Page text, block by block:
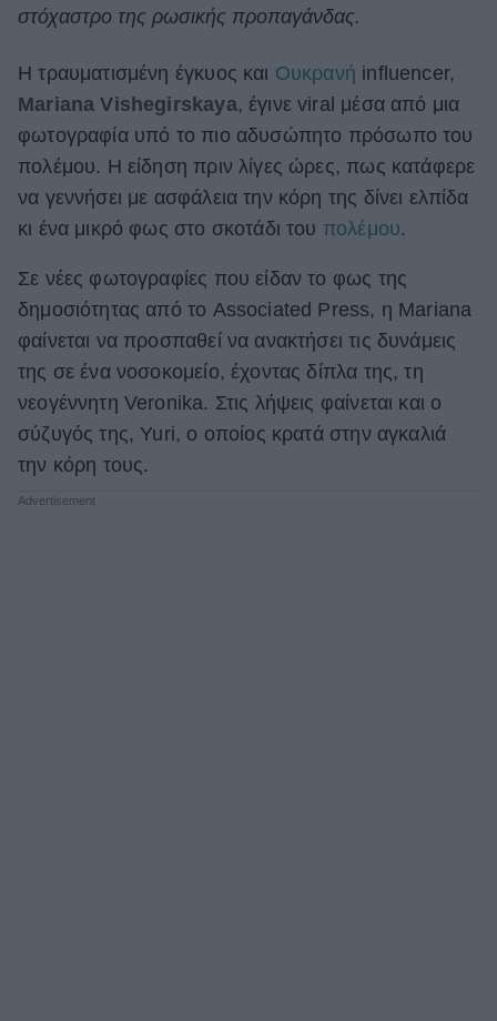
ΒΟΞ
Χωρίς Ταμπέλες
Women's Forum
Hautes Grecians
Γάμος
Market News
στόχαστρο της ρωσικής προπαγάνδας.
Η τραυματισμένη έγκυος και Ουκρανή influencer,
Mariana Vishegirskaya, έγινε viral μέσα από μια
φωτογραφία υπό το πιο αδυσώπητο πρόσωπο του
πολέμου. Η είδηση πριν λίγες ώρες, πως κατάφερε
να γεννήσει με ασφάλεια την κόρη της δίνει ελπίδα
κι ένα μικρό φως στο σκοτάδι του πολέμου.
Σε νέες φωτογραφίες που είδαν το φως της
δημοσιότητας από το Associated Press, η Mariana
φαίνεται να προσπαθεί να ανακτήσει τις δυνάμεις
της σε ένα νοσοκομείο, έχοντας δίπλα της, τη
νεογέννητη Veronika. Στις λήψεις φαίνεται και ο
σύζυγός της, Yuri, ο οποίος κρατά στην αγκαλιά
την κόρη τους.